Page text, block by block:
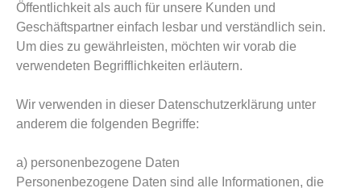
Öffentlichkeit als auch für unsere Kunden und
Geschäftspartner einfach lesbar und verständlich sein.
Um dies zu gewährleisten, möchten wir vorab die
verwendeten Begrifflichkeiten erläutern.
Wir verwenden in dieser Datenschutzerklärung unter
anderem die folgenden Begriffe:
a) personenbezogene Daten
Personenbezogene Daten sind alle Informationen, die